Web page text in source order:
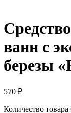
ванн с
березы
570 ₽
Количество